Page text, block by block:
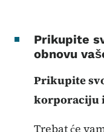
Prikupite
obnovu
Prikupite
korporaciju
Trebat će